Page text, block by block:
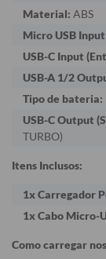
Material: ABS
Micro USB
USB-C Input
USB-A 1/2
Tipo de bateria:
USB-C Output
TURBO)
Itens Inclusos:
1x Carregador
1x Cabo Micro-
Como carregar